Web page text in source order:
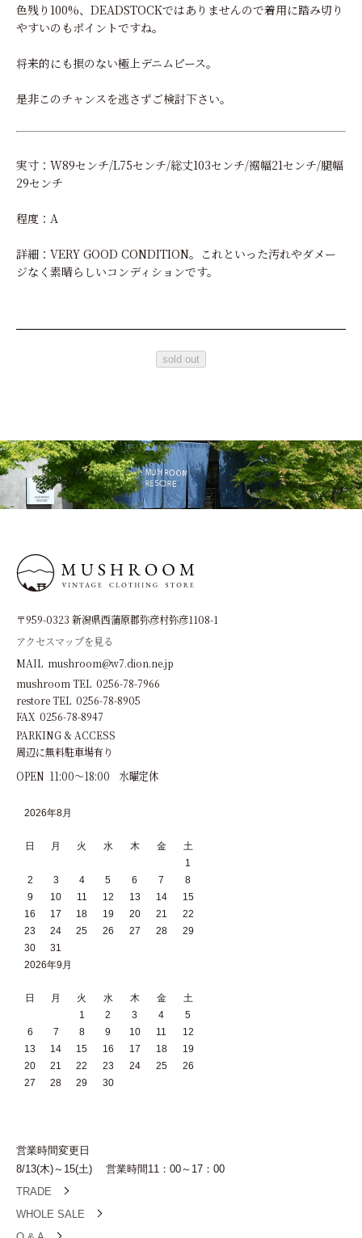
色残り100%、DEADSTOCKではありませんので着用に踏み切り
やすいのもポイントですね。
将来的にも損のない極上デニムピース。
是非このチャンスを逃さずご検討下さい。
実寸：W89センチ/L75センチ/総丈103センチ/裾幅21センチ/腿幅
29センチ
程度：A
詳細：VERY GOOD CONDITION。これといった汚れやダメー
ジなく素晴らしいコンディションです。
sold out
〒959-0323 新潟県西蒲原郡弥彦村弥彦1108-1
アクセスマップを見る
MAIL mushroom@w7.dion.ne.jp
mushroom TEL 0256-78-7966
restore TEL 0256-78-8905
FAX 0256-78-8947
PARKING & ACCESS
周辺に無料駐車場有り
OPEN 11:00～18:00 水曜定休
2026年8月
日 月 火 水 木 金
土
1
2
3 4 5 6 7
8
9
10 11 12 13 14
15
16
17 18 19 20 21
22
23
24 25 26 27 28
29
30
31
2026年9月
日 月 火 水 木 金
土
1
2 3 4
5
6
7 8 9 10 11
12
13
14 15 16 17 18
19
20
21 22 23 24 25
26
27
28 29 30
TRADE
WHOLE SALE
営業時間変更日
8/13(木)～15(土) 営業時間11：00～17：00